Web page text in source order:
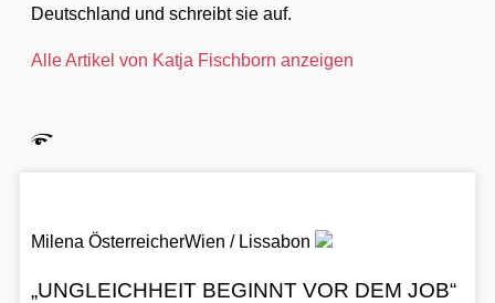
Deutschland und schreibt sie auf.
Alle Artikel von Katja Fischborn anzeigen
Milena ÖsterreicherWien / Lissabon
„UNGLEICHHEIT BEGINNT VOR DEM JOB“